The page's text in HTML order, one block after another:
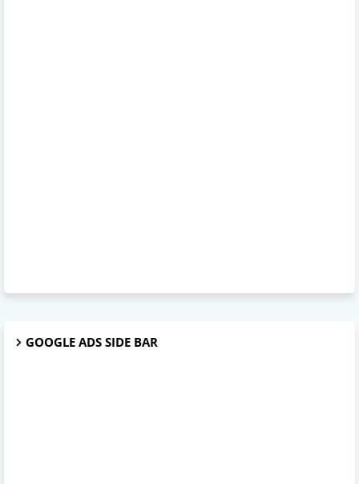
GOOGLE ADS SIDE BAR